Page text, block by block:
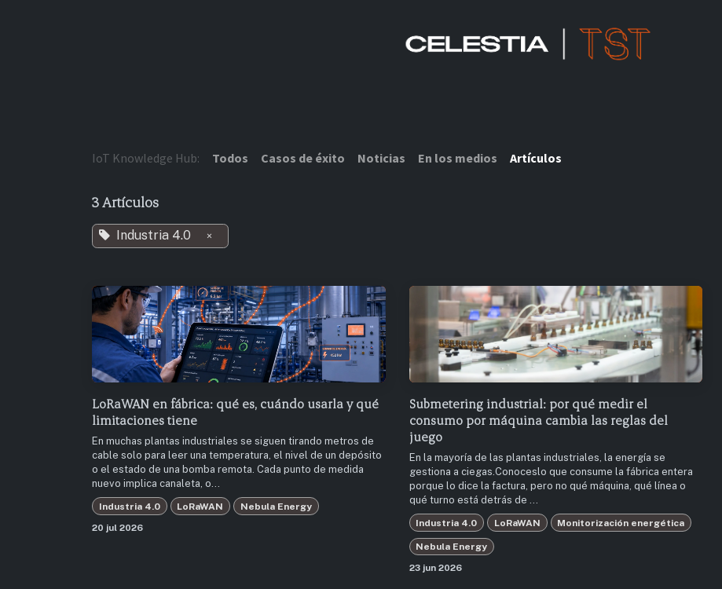
IoT Knowledge Hub: Todos Casos de éxito Noticias En los medios Artículos
3 Artículos
Industria 4.0 ×
LoRaWAN en fábrica: qué es, cuándo usarla y qué
limitaciones tiene
En muchas plantas industriales se siguen tirando metros de
cable solo para leer una temperatura, el nivel de un depósito
o el estado de una bomba remota. Cada punto de medida
nuevo implica canaleta, o...
Industria 4.0 LoRaWAN
Nebula Energy
20 jul 2026
Submetering industrial: por qué medir el
consumo por máquina cambia las reglas del
juego
En la mayoría de las plantas industriales, la energía se
gestiona a ciegas.Conoceslo que consume la fábrica entera
porque lo dice la factura, pero no qué máquina, qué línea o
qué turno está detrás de ...
Industria 4.0 LoRaWAN Monitorización energética
Nebula Energy
23 jun 2026